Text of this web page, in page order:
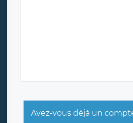
Avez-vous déjà un